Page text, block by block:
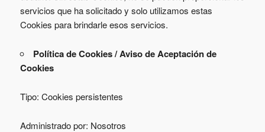
servicios que ha solicitado y solo utilizamos estas
Cookies para brindarle esos servicios.
Política de Cookies / Aviso de Aceptación de
Cookies
Tipo: Cookies persistentes
Administrado por: Nosotros